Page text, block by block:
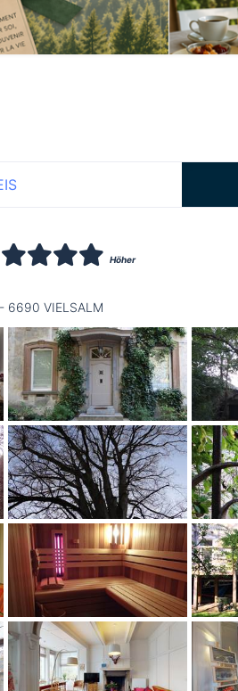
Höher
6690 VIELSALM